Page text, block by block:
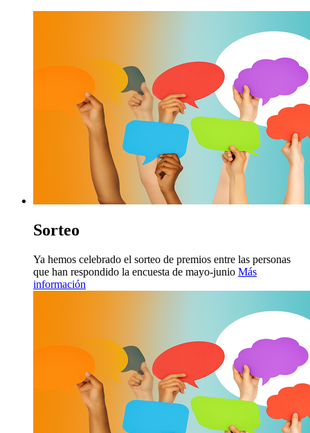
Sorteo
Ya hemos celebrado el sorteo de premios entre las personas
que han respondido la encuesta de mayo-junio Más
información